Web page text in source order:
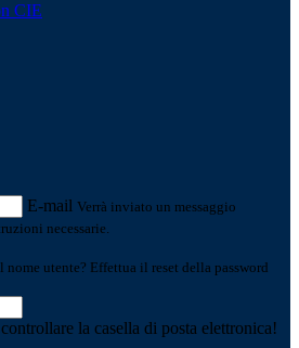
CIE
E-mail Verrà inviato un messaggio
necessarie.
nome utente? Effettua il reset della password
la casella di posta elettronica!